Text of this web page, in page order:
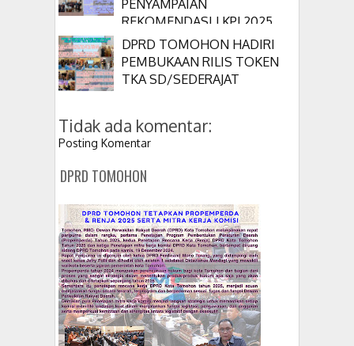
PENYAMPAIAN
REKOMENDASI LKPJ 2025
DPRD TOMOHON HADIRI
PEMBUKAAN RILIS TOKEN
TKA SD/SEDERAJAT
Tidak ada komentar:
Posting Komentar
DPRD TOMOHON